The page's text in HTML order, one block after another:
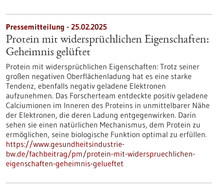
Pressemitteilung - 25.02.2025
Protein mit widersprüchlichen Eigenschaften:
Geheimnis gelüftet
Protein mit widersprüchlichen Eigenschaften: Trotz seiner
großen negativen Oberflächenladung hat es eine starke
Tendenz, ebenfalls negativ geladene Elektronen
aufzunehmen. Das Forscherteam entdeckte positiv geladene
Calciumionen im Inneren des Proteins in unmittelbarer Nähe
der Elektronen, die deren Ladung entgegenwirken. Darin
sehen sie einen natürlichen Mechanismus, dem Protein zu
ermöglichen, seine biologische Funktion optimal zu erfüllen.
https://www.gesundheitsindustrie-
bw.de/fachbeitrag/pm/protein-mit-widerspruechlichen-
eigenschaften-geheimnis-gelueftet